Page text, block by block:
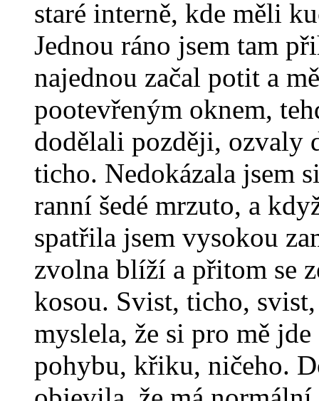
staré interně, kde měli
Jednou ráno jsem tam
najednou začal potit a
pootevřeným oknem,
dodělali později, ozvaly
ticho. Nedokázala jsem
ranní šedé mrzuto, a
spatřila jsem vysokou
zvolna blíží a přitom se
kosou. Svist, ticho,
myslela, že si pro mě
pohybu, křiku, ničeho.